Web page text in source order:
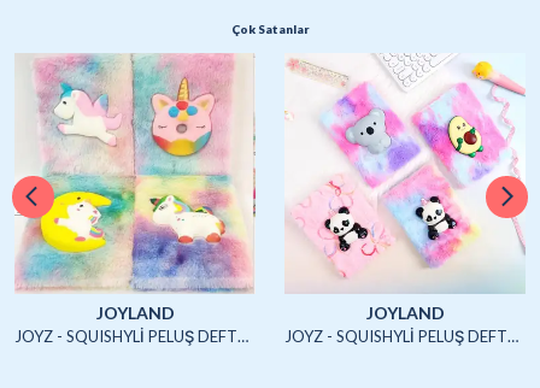
Çok Satanlar
JOYLAND
JOYZ - SQUISHYLİ PELUŞ DEFTER A5 (UNICORN2)-4/S
JOYLAND
JOYZ - SQUISHYLİ PELUŞ DEFTER A5 (HAYVANLAR)-4/S